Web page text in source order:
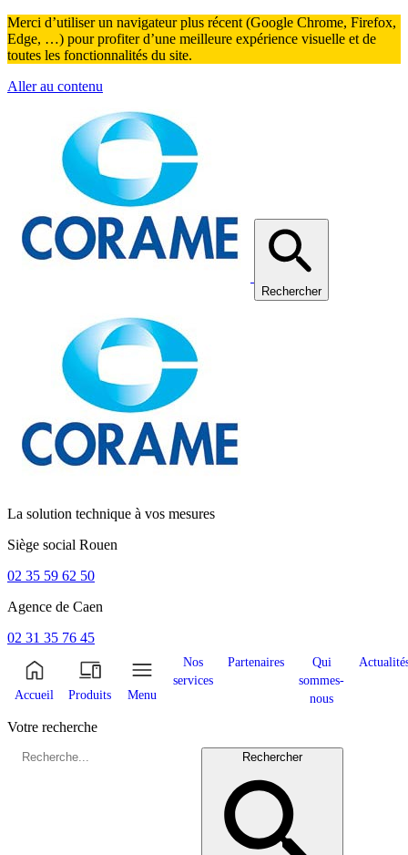
Merci d’utiliser un navigateur plus récent (Google Chrome, Firefox,
Edge, …) pour profiter d’une meilleure expérience visuelle et de
toutes les fonctionnalités du site.
Aller au contenu
Rechercher
La solution technique à vos mesures
Siège social Rouen
02 35 59 62 50
Agence de Caen
02 31 35 76 45
Accueil Produits Menu
Nos
services
Partenaires
Qui
sommes-
nous
Votre recherche
Rechercher